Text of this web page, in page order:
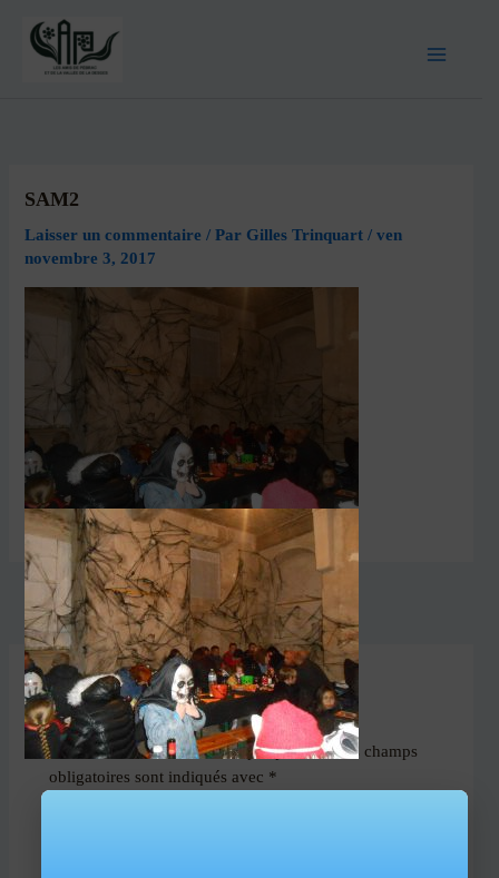
SAM2
Laisser un commentaire / Par Gilles Trinquart/ven
novembre 3, 2017
PRÉCÉDENT
Laisser un commentaire
Votre adresse e-mail ne sera pas publiée. Les champs
obligatoires sont indiqués avec *